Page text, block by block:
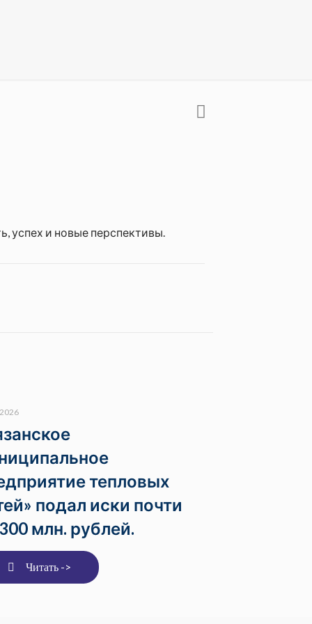
успех и новые перспективы.
тепловых
подал иски почти
млн. рублей.
Читать ->